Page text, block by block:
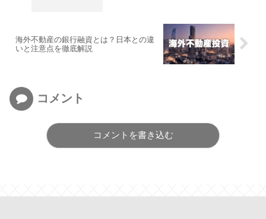
海外不動産の銀行融資とは？日本との違
いと注意点を徹底解説
コメント
コメントを書き込む